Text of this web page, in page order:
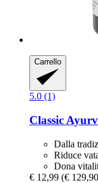
Carrello
5.0 (1)
Classic
Dalla
Riduce
Dona
€ 12,99 (€